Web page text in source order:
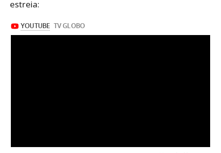
estreia: